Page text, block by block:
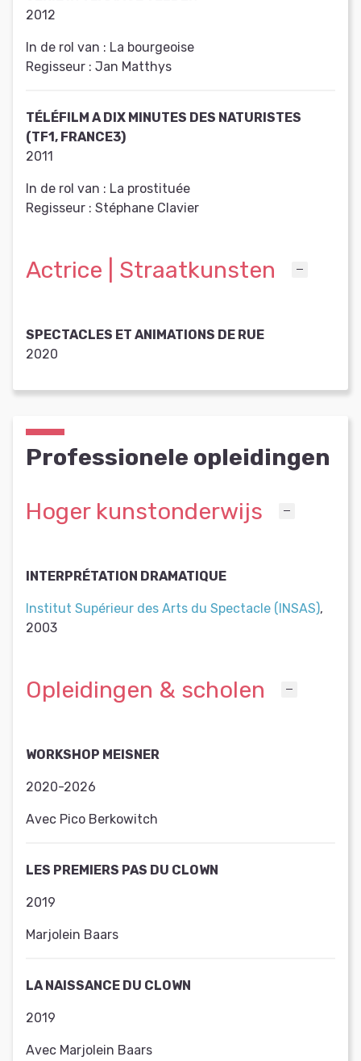
2012
In de rol van : La bourgeoise
Regisseur : Jan Matthys
TÉLÉFILM A DIX MINUTES DES NATURISTES
(TF1, FRANCE3)
2011
In de rol van : La prostituée
Regisseur : Stéphane Clavier
Actrice | Straatkunsten
SPECTACLES ET ANIMATIONS DE RUE
2020
Professionele opleidingen
Hoger kunstonderwijs
INTERPRÉTATION DRAMATIQUE
Institut Supérieur des Arts du Spectacle (INSAS),
2003
Opleidingen & scholen
WORKSHOP MEISNER
2020-2026
Avec Pico Berkowitch
LES PREMIERS PAS DU CLOWN
2019
Marjolein Baars
LA NAISSANCE DU CLOWN
2019
Avec Marjolein Baars